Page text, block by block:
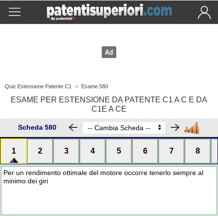
Quiz Estensione Patente C1 > Esame 580
ESAME PER ESTENSIONE DA PATENTE C1 A C E DA
C1E A CE
Scheda 580
1 2 3 4 5 6 7 8
Per un rendimento ottimale del motore occorre tenerlo sempre al
minimo dei giri